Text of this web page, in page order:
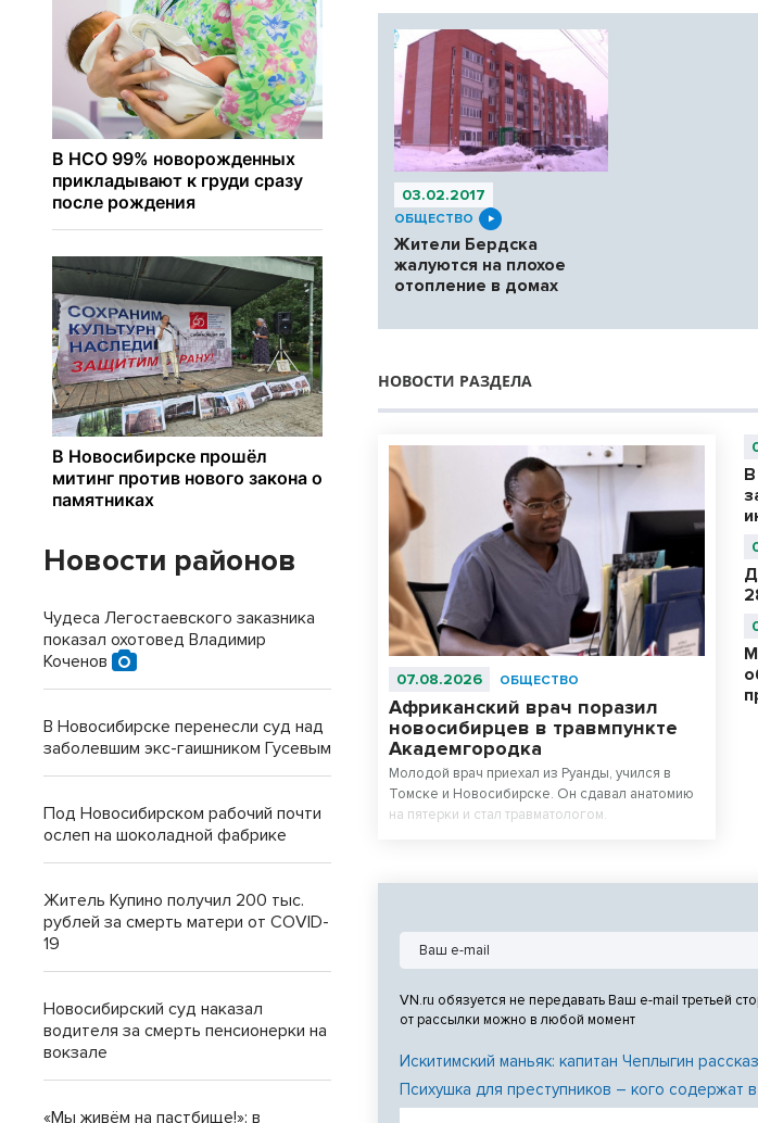
03.02.2017
ОБЩЕСТВО
Жители Бердска
жалуются на плохое
отопление в домах
НОВОСТИ РАЗДЕЛА
07.08.2026 ОБЩЕСТВО
Африканский врач поразил
новосибирцев в травмпункте
Академгородка
Молодой врач приехал из Руанды, учился в
Томске и Новосибирске. Он сдавал анатомию
на пятерки и стал травматологом.
VN.ru обязуется не передавать Ваш e-mail третьей
от рассылки можно в любой момент
Искитимский маньяк: капитан Чеплыгин
Психушка для преступников – кого содержат
Новости районов
Чудеса Легостаевского заказника
показал охотовед Владимир
Коченов
В Новосибирске перенесли суд над
заболевшим экс-гаишником Гусевым
Под Новосибирском рабочий почти
ослеп на шоколадной фабрике
Житель Купино получил 200 тыс.
рублей за смерть матери от COVID-
19
Новосибирский суд наказал
водителя за смерть пенсионерки на
вокзале
«Мы живём на пастбище!»: в